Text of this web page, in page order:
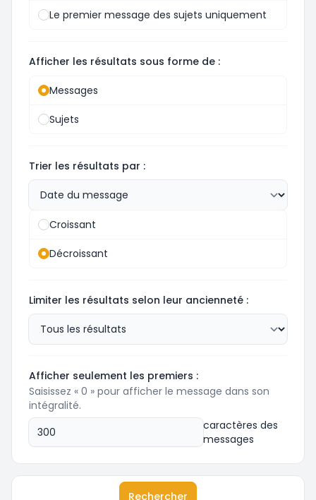
Le premier message des sujets uniquement
Afficher les résultats sous forme de :
Messages
Sujets
Trier les résultats par :
Croissant
Décroissant
Limiter les résultats selon leur ancienneté :
Afficher seulement les premiers :
Saisissez « 0 » pour afficher le message dans son
intégralité.
caractères des
messages
Rechercher